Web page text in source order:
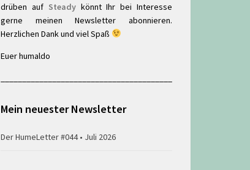
drüben auf Steadykönnt Ihr bei Interesse
gerne meinen Newsletter abonnieren.
Herzlichen Dank und viel Spaß
Euer humaldo
Mein neuester Newsletter
Der HumeLetter #044 • Juli 2026